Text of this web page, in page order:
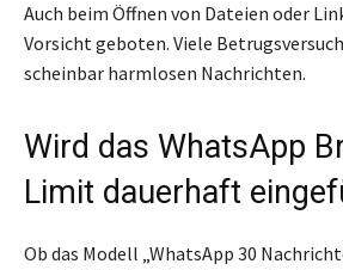
Auch beim Öffnen von Dateien oder
Vorsicht geboten. Viele
scheinbar harmlosen Nachrichten.
Wird das WhatsApp
Limit dauerhaft
Ob das Modell „WhatsApp 30